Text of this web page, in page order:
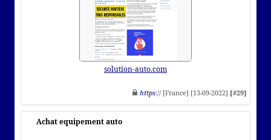
solution-auto.com
https:// [France] [13-09-2022] [#29]
Achat equipement auto